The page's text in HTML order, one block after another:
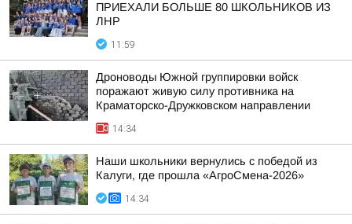
ПРИЕХАЛИ БОЛЬШЕ 80 ШКОЛЬНИКОВ ИЗ
ЛНР
11:59
Дроноводы Южной группировки войск
поражают живую силу противника на
Краматорско-Дружковском направлении
14:34
Наши школьники вернулись с победой из
Калуги, где прошла «АгроСмена-2026»
14:34